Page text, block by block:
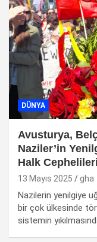
DÜNYA
Avusturya,
Naziler’in
Halk
13 Mayıs 2025 gha
Nazilerin yenilgiye
bir çok ülkesinde
sistemin